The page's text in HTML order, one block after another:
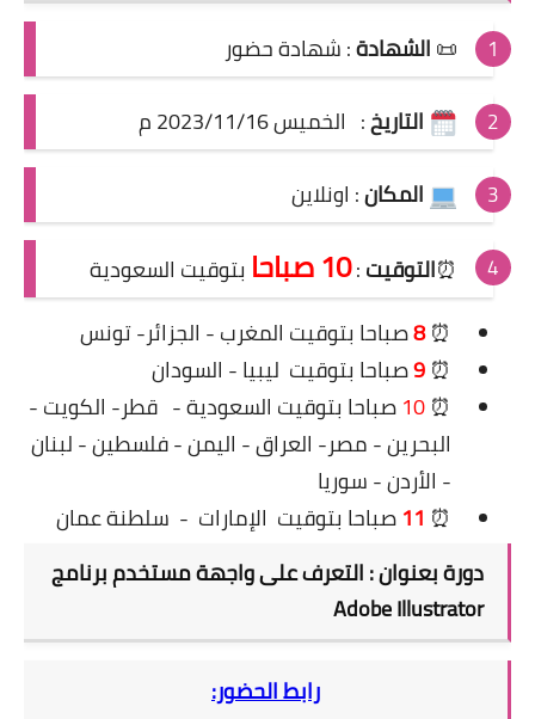
📜الشهادة:شهادة حضور
التاريخ: الخميس 2023/11/16 م
المكان: اونلاين
⏰التوقيت:10 صباحا
بتوقيت السعودية
⏰
8صباحا بتوقيت المغرب - الجزائر- تونس
⏰
9صباحا بتوقيت ليبيا - السودان
⏰
10صباحا بتوقيت السعودية - قطر- الكويت -
البحرين - مصر- العراق - اليمن - فلسطين - لبنان
- الأردن - سوريا
⏰
11صباحا بتوقيت الإمارات - سلطنة عمان
دورة بعنوان : التعرف على واجهة مستخدم برنامج
Adobe Illustrator
‏رابط الحضور: